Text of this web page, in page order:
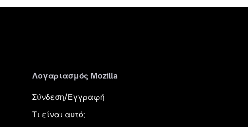
Λογαριασμός Mozilla
Σύνδεση/Εγγραφή
Τι είναι αυτό;